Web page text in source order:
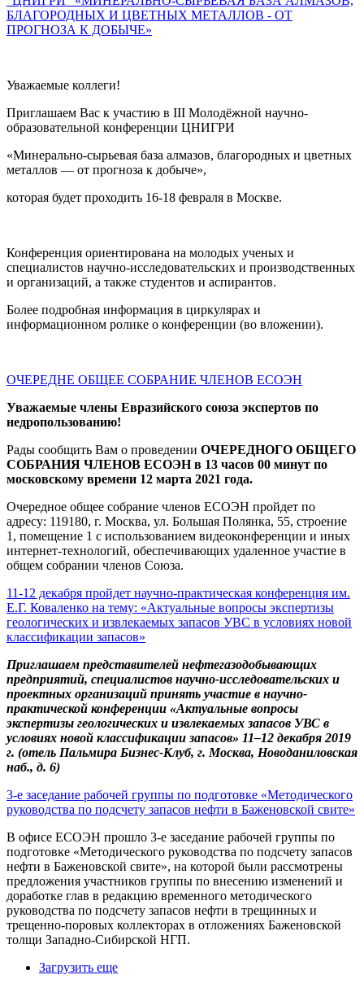
БЛАГОРОДНЫХ И ЦВЕТНЫХ МЕТАЛЛОВ - ОТ
ПРОГНОЗА К ДОБЫЧЕ»
Уважаемые коллеги!
Приглашаем Вас к участию в III Молодёжной научно-
образовательной конференции ЦНИГРИ
«Минерально-сырьевая база алмазов, благородных и цветных
металлов — от прогноза к добыче»,
которая будет проходить 16-18 февраля в Москве.
Конференция ориентирована на молодых ученых и
специалистов научно-исследовательских и производственных
и организаций, а также студентов и аспирантов.
Более подробная информация в циркулярах и
информационном ролике о конференции (во вложении).
ОЧЕРЕДНЕ ОБЩЕЕ СОБРАНИЕ ЧЛЕНОВ ЕСОЭН
Уважаемые члены Евразийского союза экспертов по
недропользованию!
Рады сообщить Вам о проведении ОЧЕРЕДНОГО ОБЩЕГО
СОБРАНИЯ ЧЛЕНОВ ЕСОЭН в 13 часов 00 минут по
московскому времени 12 марта 2021 года.
Очередное общее собрание членов ЕСОЭН пройдет по
адресу: 119180, г. Москва, ул. Большая Полянка, 55, строение
1, помещение 1 с использованием видеоконференции и иных
интернет-технологий, обеспечивающих удаленное участие в
общем собрании членов Союза.
11-12 декабря пройдет научно-практическая конференция им.
Е.Г. Коваленко на тему: «Актуальные вопросы экспертизы
геологических и извлекаемых запасов УВС в условиях новой
классификации запасов»
Приглашаем представителей нефтегазодобывающих
предприятий, специалистов научно-исследовательских и
проектных организаций принять участие в научно-
практической конференции «Актуальные вопросы
экспертизы геологических и извлекаемых запасов УВС в
условиях новой классификации запасов» 11–12 декабря 2019
г. (отель Пальмира Бизнес-Клуб, г. Москва, Новоданиловская
наб., д. 6)
3-е заседание рабочей группы по подготовке «Методического
руководства по подсчету запасов нефти в Баженовской свите»
В офисе ЕСОЭН прошло 3-е заседание рабочей группы по
подготовке «Методического руководства по подсчету запасов
нефти в Баженовской свите», на которой были рассмотрены
предложения участников группы по внесению изменений и
доработке глав в редакцию временного методического
руководства по подсчету запасов нефти в трещинных и
трещенно-поровых коллекторах в отложениях Баженовской
толщи Западно-Сибирской НГП.
Загрузить еще